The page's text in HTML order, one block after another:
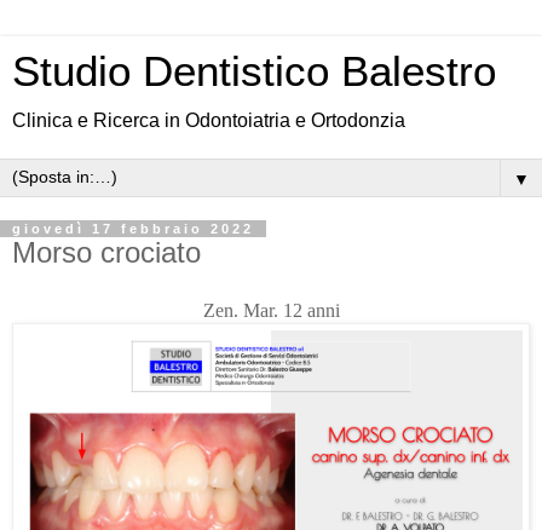
Studio Dentistico Balestro
Clinica e Ricerca in Odontoiatria e Ortodonzia
▼
giovedì 17 febbraio 2022
Morso crociato
Zen. Mar. 12 anni